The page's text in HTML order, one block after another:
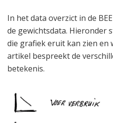
In het data overzict in de
de gewichtsdata. Hieronder
die grafiek eruit kan zien en
artikel bespreekt de
betekenis.